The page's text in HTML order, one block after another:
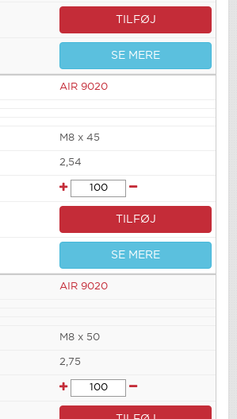
TILFØJ
SE MERE
AIR 9020
M8 x 45
2,54
TILFØJ
SE MERE
AIR 9020
M8 x 50
2,75